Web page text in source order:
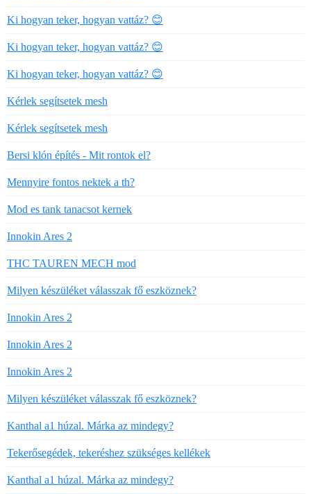
Ki hogyan teker, hogyan vattáz? 😊
Ki hogyan teker, hogyan vattáz? 😊
Ki hogyan teker, hogyan vattáz? 😊
Kérlek segítsetek mesh
Kérlek segítsetek mesh
Bersi klón építés - Mit rontok el?
Mennyire fontos nektek a th?
Mod es tank tanacsot kernek
Innokin Ares 2
THC TAUREN MECH mod
Milyen készüléket válasszak fő eszköznek?
Innokin Ares 2
Innokin Ares 2
Innokin Ares 2
Milyen készüléket válasszak fő eszköznek?
Kanthal a1 húzal. Márka az mindegy?
Tekerősegédek, tekeréshez szükséges kellékek
Kanthal a1 húzal. Márka az mindegy?